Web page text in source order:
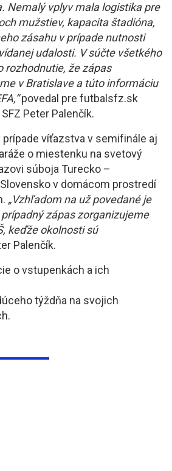
Nemalý vplyv mala logistika pre
mužstiev, kapacita štadióna,
zásahu v prípade nutnosti
udalosti. V súčte všetkého
rozhodnutie, že zápas
v Bratislave a túto informáciu
povedal pre futbalsfz.sk
Peter Palenčík.
prípade víťazstva v semifinále aj
o miestenku na svetový
súboja Turecko –
v domácom prostredí
„Vzhľadom na už povedané je
zápas zorganizujeme
keďže okolnosti sú
Palenčík.
o vstupenkách a ich
týždňa na svojich